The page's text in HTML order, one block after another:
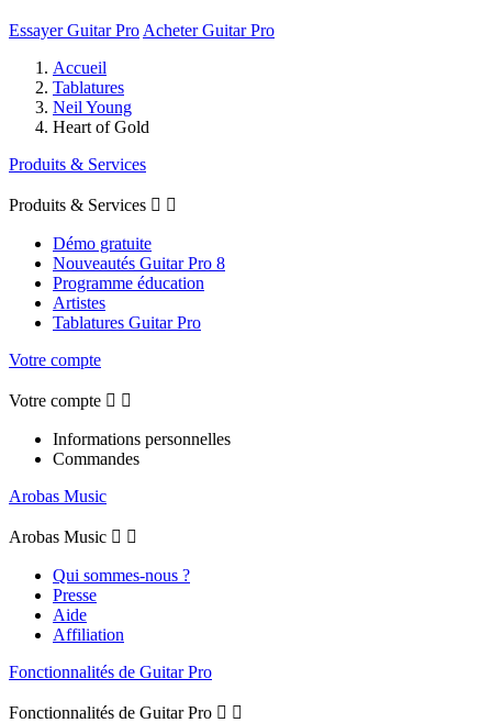
Essayer Guitar Pro Acheter Guitar Pro
Accueil
Tablatures
Neil Young
Heart of Gold
Produits & Services
Produits & Services  
Démo gratuite
Nouveautés Guitar Pro 8
Programme éducation
Artistes
Tablatures Guitar Pro
Votre compte
Votre compte  
Informations personnelles
Commandes
Arobas Music
Arobas Music  
Qui sommes-nous ?
Presse
Aide
Affiliation
Fonctionnalités de Guitar Pro
Fonctionnalités de Guitar Pro  